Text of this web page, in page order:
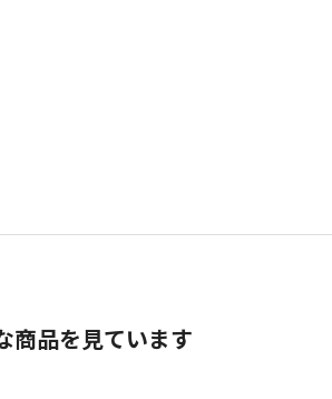
商品を見ています